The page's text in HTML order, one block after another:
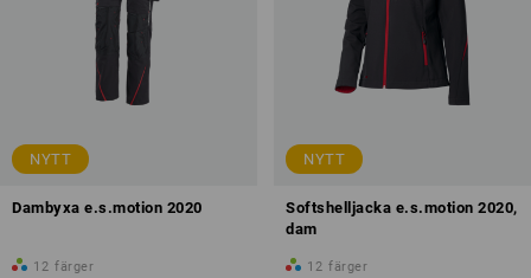
NYTT
Dambyxa e.s.motion 2020
12 färger
NYTT
Softshelljacka e.s.motion 2020,
dam
12 färger